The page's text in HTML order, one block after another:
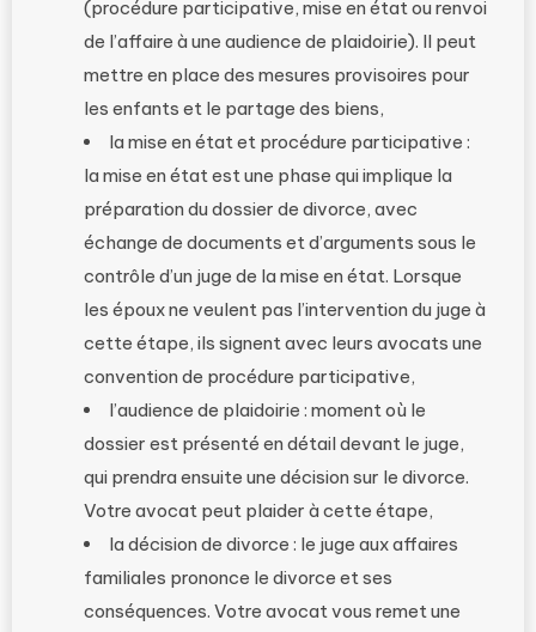
(procédure participative, mise en état ou renvoi
de l’affaire à une audience de plaidoirie). Il peut
mettre en place des mesures provisoires pour
les enfants et le partage des biens,
la mise en état et procédure participative :
la mise en état est une phase qui implique la
préparation du dossier de divorce, avec
échange de documents et d’arguments sous le
contrôle d’un juge de la mise en état. Lorsque
les époux ne veulent pas l’intervention du juge à
cette étape, ils signent avec leurs avocats une
convention de procédure participative,
l’audience de plaidoirie : moment où le
dossier est présenté en détail devant le juge,
qui prendra ensuite une décision sur le divorce.
Votre avocat peut plaider à cette étape,
la décision de divorce : le juge aux affaires
familiales prononce le divorce et ses
conséquences. Votre avocat vous remet une